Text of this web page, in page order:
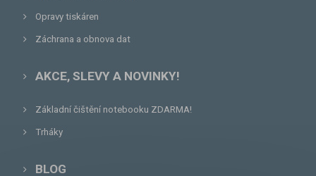
Opravy tiskáren
Záchrana a obnova dat
AKCE, SLEVY A NOVINKY!
Základní čištění notebooku ZDARMA!
Trháky
BLOG